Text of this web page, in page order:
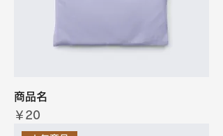
商品名
価格
￥20